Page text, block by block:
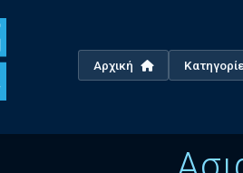
Αρχική